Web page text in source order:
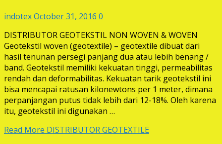
indotexOctober 31, 2016 0
DISTRIBUTOR GEOTEKSTIL NON WOVEN & WOVEN
Geotekstil woven (geotextile) – geotextile dibuat dari
hasil tenunan persegi panjang dua atau lebih benang /
band. Geotekstil memiliki kekuatan tinggi, permeabilitas
rendah dan deformabilitas. Kekuatan tarik geotekstil ini
bisa mencapai ratusan kilonewtons per 1 meter, dimana
perpanjangan putus tidak lebih dari 12-18%. Oleh karena
itu, geotekstil ini digunakan …
Read More DISTRIBUTOR GEOTEXTILE